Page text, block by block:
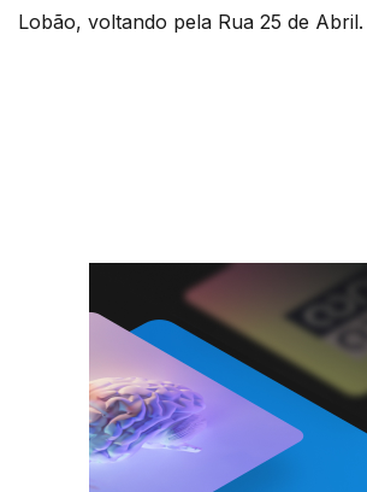
Lobão, voltando pela Rua 25 de Abril.